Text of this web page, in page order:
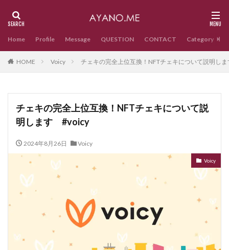
Home Profile Message QUESTION CONTACT Category
HOME Voicy チェキの完全上位互換！NFTチェキについて説明し
チェキの完全上位互換！NFTチェキについて説
明します #voicy
2024年8月26日 Voicy
Voicy